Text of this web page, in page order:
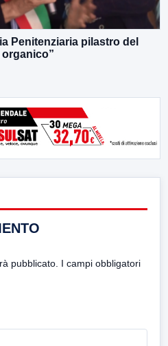
Penitenziaria pilastro del
pubblicato. I campi obbligatori